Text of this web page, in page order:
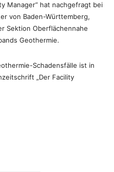
Manager“ hat nachgefragt bei
von Baden-Württemberg,
Sektion Oberflächennahe
Geothermie.
Schadensfälle ist in
„Der Facility